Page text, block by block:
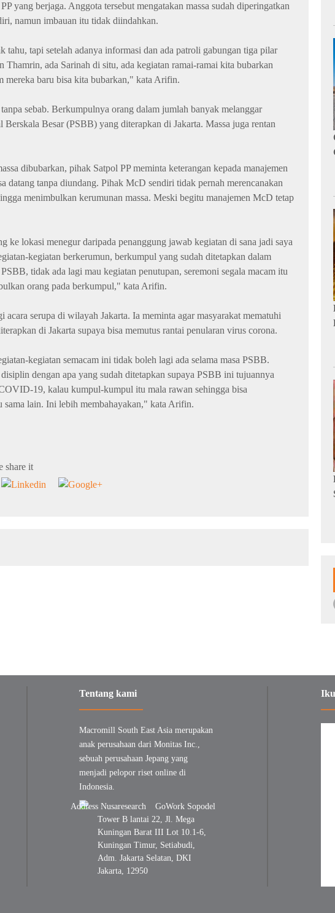
yang berjaga. Anggota tersebut mengatakan massa sudah diperingatkan
namun imbauan itu tidak diindahkan.
tahu, tapi setelah adanya informasi dan ada patroli gabungan tiga pilar
Thamrin, ada Sarinah di situ, ada kegiatan ramai-ramai kita bubarkan
mereka baru bisa kita bubarkan," kata Arifin.
sebab. Berkumpulnya orang dalam jumlah banyak melanggar
Berskala Besar (PSBB) yang diterapkan di Jakarta. Massa juga rentan
dibubarkan, pihak Satpol PP meminta keterangan kepada manajemen
datang tanpa diundang. Pihak McD sendiri tidak pernah merencanakan
menimbulkan kerumunan massa. Meski begitu manajemen McD tetap
ke lokasi menegur daripada penanggung jawab kegiatan di sana jadi saya
kegiatan berkerumun, berkumpul yang sudah ditetapkan dalam
tidak ada lagi mau kegiatan penutupan, seremoni segala macam itu
orang pada berkumpul," kata Arifin.
acara serupa di wilayah Jakarta. Ia meminta agar masyarakat mematuhi
di Jakarta supaya bisa memutus rantai penularan virus corona.
kegiatan semacam ini tidak boleh lagi ada selama masa PSBB.
dengan apa yang sudah ditetapkan supaya PSBB ini tujuannya
19, kalau kumpul-kumpul itu mala rawan sehingga bisa
sama lain. Ini lebih membahayakan," kata Arifin.
share it
Tentang kami
Macromill South East Asia merupakan
anak perusahaan dari Monitas Inc.,
sebuah perusahaan Jepang yang
menjadi pelopor riset online di
Indonesia.
GoWork Sopodel
Tower B lantai 22, Jl. Mega
Kuningan Barat III Lot 10.1-6,
Kuningan Timur, Setiabudi,
Adm. Jakarta Selatan, DKI
Jakarta, 12950